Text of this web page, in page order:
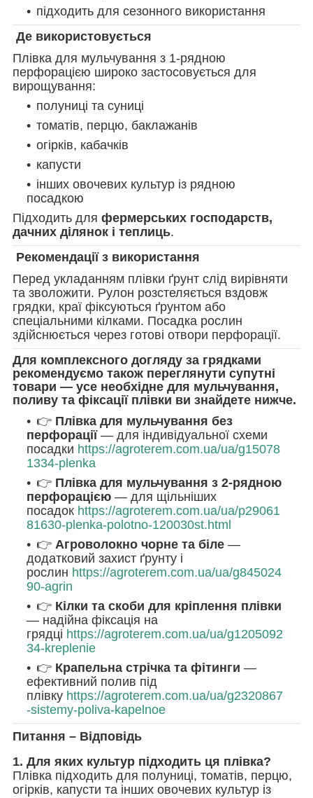
підходить для сезонного використання
Де використовується
Плівка для мульчування з 1-рядною
перфорацією широко застосовується для
вирощування:
полуниці та суниці
томатів, перцю, баклажанів
огірків, кабачків
капусти
інших овочевих культур із рядною
посадкою
Підходить для фермерських господарств,
дачних ділянок і теплиць.
Рекомендації з використання
Перед укладанням плівки ґрунт слід вирівняти
та зволожити. Рулон розстеляється вздовж
грядки, краї фіксуються ґрунтом або
спеціальними кілками. Посадка рослин
здійснюється через готові отвори перфорації.
Для комплексного догляду за грядками
рекомендуємо також переглянути супутні
товари — усе необхідне для мульчування,
поливу та фіксації плівки ви знайдете нижче.
👉 Плівка для мульчування без
перфорації— для індивідуальної схеми
посадки https://agroterem.com.ua/ua/g15078
1334-plenka
👉 Плівка для мульчування з 2-рядною
перфорацією — для щільніших
посадок https://agroterem.com.ua/ua/p29061
81630-plenka-polotno-120030st.html
👉 Агроволокно чорне та біле —
додатковий захист ґрунту і
рослин https://agroterem.com.ua/ua/g845024
90-agrin
👉 Кілки та скоби для кріплення плівки
— надійна фіксація на
грядці https://agroterem.com.ua/ua/g1205092
34-kreplenie
👉 Крапельна стрічка та фітинги —
ефективний полив під
плівку https://agroterem.com.ua/ua/g2320867
-sistemy-poliva-kapelnoe
Питання – Відповідь
1. Для яких культур підходить ця плівка?
Плівка підходить для полуниці, томатів, перцю,
огірків, капусти та інших овочевих культур із